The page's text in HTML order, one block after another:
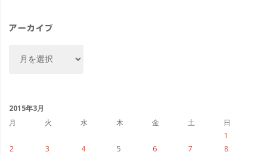
ー
アーカイブ
ブ
2015年3月
月
火 水 木 金 土
日
1
2
3 4 5 6 7
8